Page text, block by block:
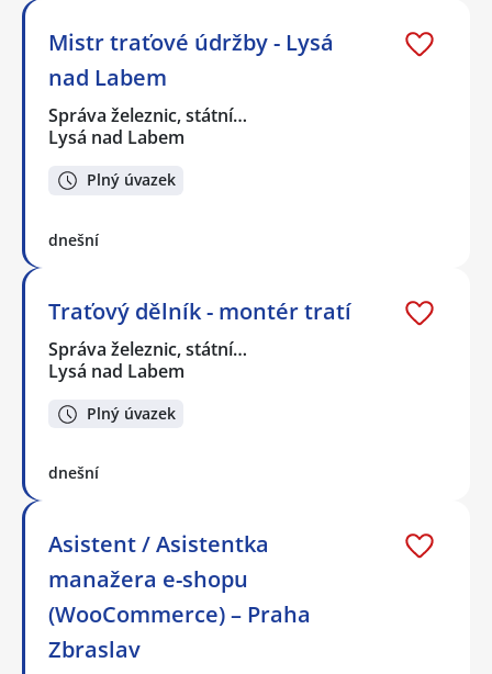
Mistr traťové údržby - Lysá
nad Labem
Správa železnic, státní…
Lysá nad Labem
Plný úvazek
dnešní
Traťový dělník - montér tratí
Správa železnic, státní…
Lysá nad Labem
Plný úvazek
dnešní
Asistent / Asistentka
manažera e-shopu
(WooCommerce) – Praha
Zbraslav